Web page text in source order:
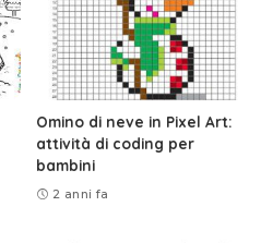
Omino di neve in Pixel Art:
attività di coding per
bambini
2 anni fa